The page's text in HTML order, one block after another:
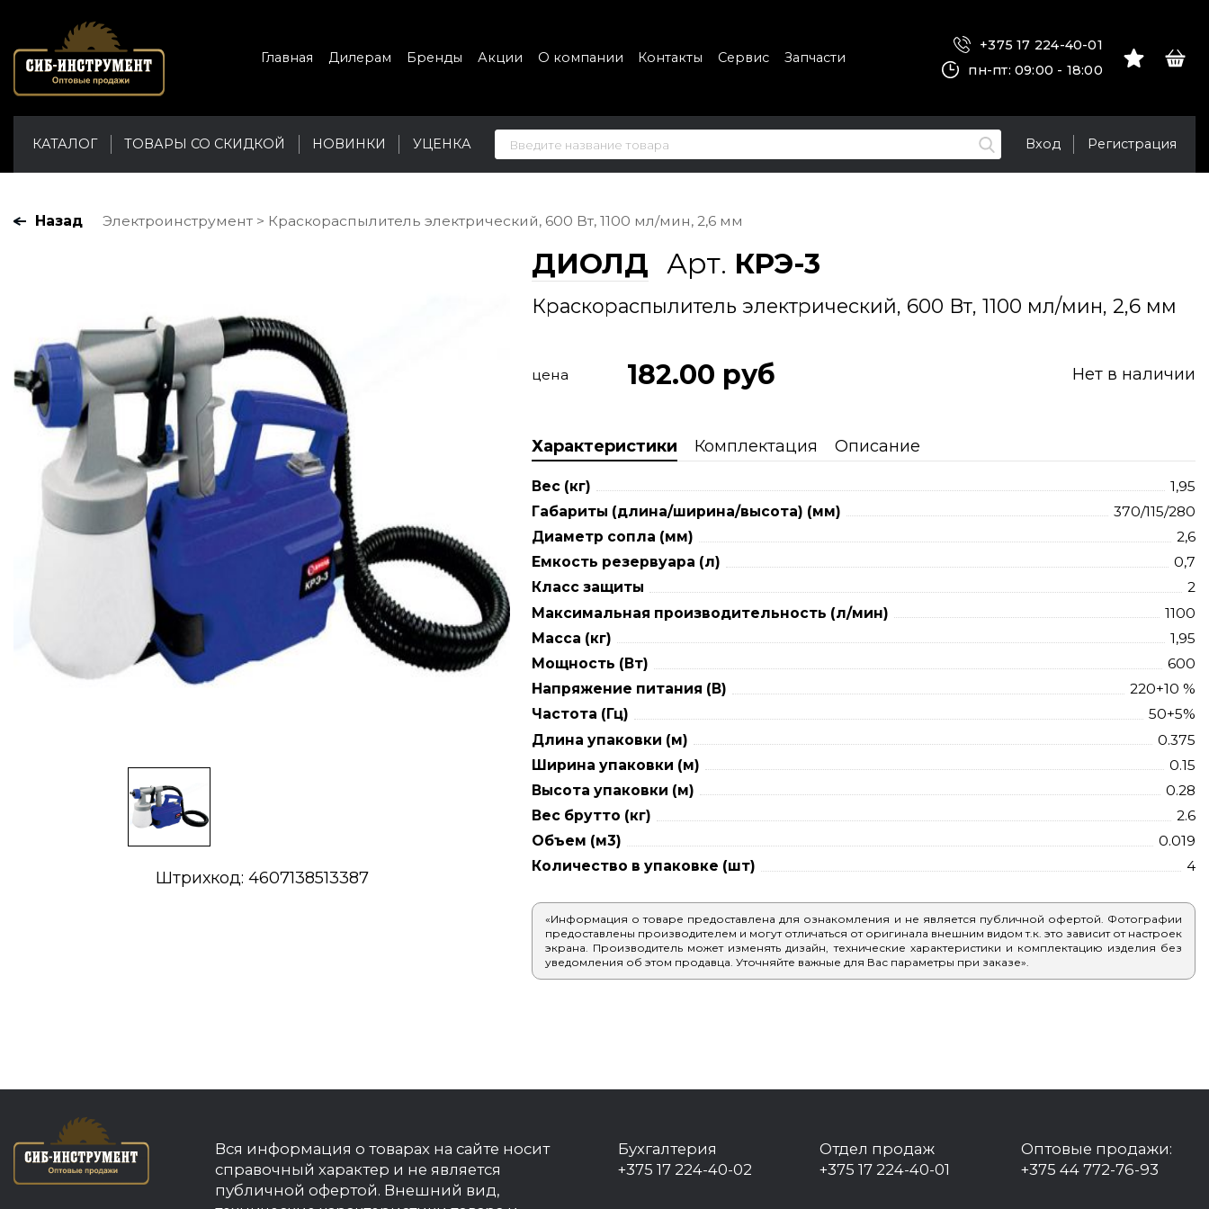
Главная Дилерам Бренды Акции О компании Контакты Сервис Запчасти
+375 17 224-40-01
пн-пт: 09:00 - 18:00
КАТАЛОГ ТОВАРЫ СО СКИДКОЙ НОВИНКИ УЦЕНКА Вход Регистрация
Назад Электроинструмент Краскораспылитель электрический, 600 Вт, 1100 мл/мин, 2,6 мм
Штрихкод: 4607138513387
ДИОЛД Арт. КРЭ-3
Краскораспылитель электрический, 600 Вт, 1100 мл/мин, 2,6 мм
цена 182.00 руб Нет в наличии
Характеристики Комплектация Описание
Вес (кг)
1,95
Габариты (длина/ширина/высота) (мм)
370/115/280
Диаметр сопла (мм)
2,6
Емкость резервуара (л)
0,7
Класс защиты
2
Максимальная производительность (л/мин)
1100
Масса (кг)
1,95
Мощность (Вт)
600
Напряжение питания (В)
220+10 %
Частота (Гц)
50+5%
Длина упаковки (м)
0.375
Ширина упаковки (м)
0.15
Высота упаковки (м)
0.28
Вес брутто (кг)
2.6
Объем (м3)
0.019
Количество в упаковке (шт)
4
«Информация о товаре предоставлена для ознакомления и не является публичной офертой. Фотографии
предоставлены производителем и могут отличаться от оригинала внешним видом т.к. это зависит от настроек
экрана. Производитель может изменять дизайн, технические характеристики и комплектацию изделия без
уведомления об этом продавца. Уточняйте важные для Вас параметры при заказе».
Вся информация о товарах на сайте носит
справочный характер и не является
публичной офертой. Внешний вид,
Бухгалтерия
+375 17 224-40-02
Отдел продаж
+375 17 224-40-01
Оптовые продажи:
+375 44 772-76-93